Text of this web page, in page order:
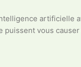
artificielle
puissent vous